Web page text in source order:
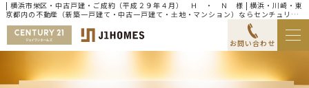
| 横浜市栄区・中古戸建・ご成約（平成２９年４月） Ｈ ・ Ｎ 様 | 横浜・川崎・東
京都内の不動産（新築一戸建て・中古一戸建て・土地・マンション）ならセンチュリー
21ジェイワンホームズ
お問い合わせ